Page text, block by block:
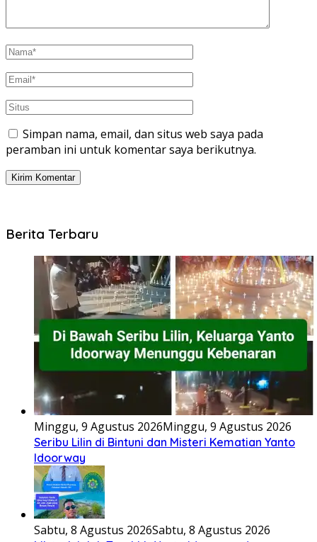
Simpan nama, email, dan situs web saya pada
peramban ini untuk komentar saya berikutnya.
Berita Terbaru
Minggu, 9 Agustus 2026Minggu, 9 Agustus 2026
Seribu Lilin di Bintuni dan Misteri Kematian Yanto
Idoorway
Sabtu, 8 Agustus 2026Sabtu, 8 Agustus 2026